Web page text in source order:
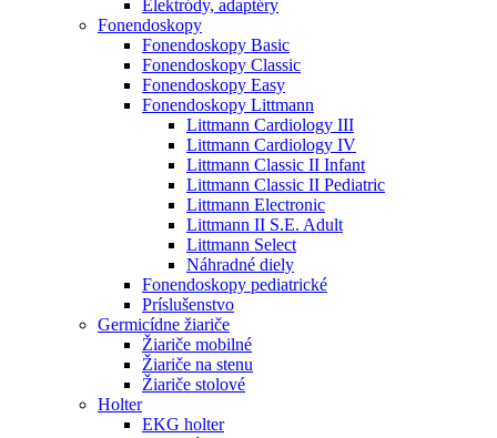
Elektródy, adaptéry
Fonendoskopy
Fonendoskopy Basic
Fonendoskopy Classic
Fonendoskopy Easy
Fonendoskopy Littmann
Littmann Cardiology III
Littmann Cardiology IV
Littmann Classic II Infant
Littmann Classic II Pediatric
Littmann Electronic
Littmann II S.E. Adult
Littmann Select
Náhradné diely
Fonendoskopy pediatrické
Príslušenstvo
Germicídne žiariče
Žiariče mobilné
Žiariče na stenu
Žiariče stolové
Holter
EKG holter